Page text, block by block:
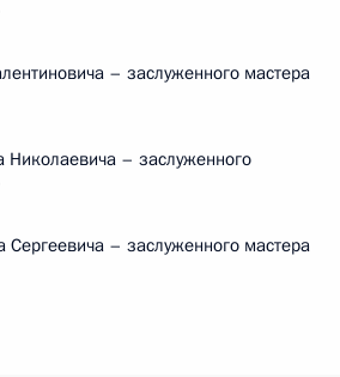
– заслуженного мастера
– заслуженного
– заслуженного мастера